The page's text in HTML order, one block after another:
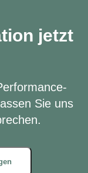
jetzt
Sie uns